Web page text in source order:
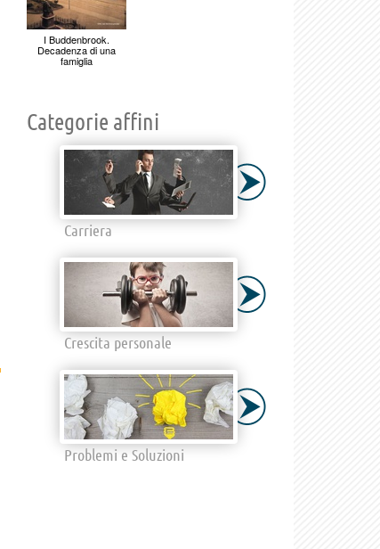
I Buddenbrook.
Decadenza di una
famiglia
Categorie affini
Carriera
Crescita personale
Problemi e Soluzioni